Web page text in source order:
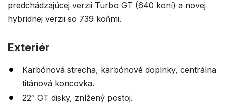
predchádzajúcej verzii Turbo GT (640 koní) a novej
hybridnej verzii so 739 koňmi.
Exteriér
Karbónová strecha, karbónové doplnky, centrálna
titánová koncovka.
22″ GT disky, znížený postoj.